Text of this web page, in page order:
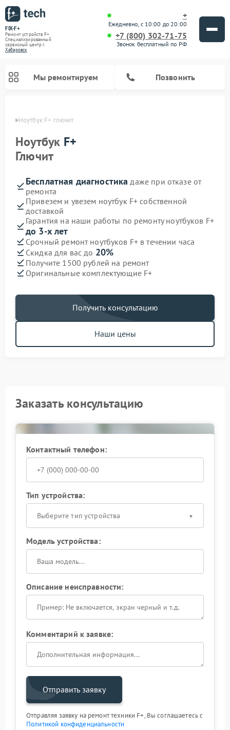
FIX-F+
Ремонт устройств F+
Специализированный
cервисный центр г.
Хабаровск
+
Ежедневно, с 10:00 до 20:00
+7 (800) 302-71-75
Звонок бесплатный по РФ
Мы ремонтируем Позвонить
Ноутбук F+ глючит
Ноутбук F+
Глючит
Бесплатная диагностика даже при отказе от
ремонта
Привезем и увезем ноутбук F+ собственной
доставкой
Гарантия на наши работы по ремонту ноутбуков F+
до 3-х лет
Срочный ремонт ноутбуков F+ в течении часа
Скидка для вас до 20%
Получите 1500 рублей на ремонт
Оригинальные комплектующие F+
Получить консультацию
Наши цены
Заказать консультацию
Контактный телефон:
Тип устройства:
Выберите тип устройства
Модель устройства:
Описание неисправности:
Комментарий к заявке:
Отправить заявку
Отправляя заявку на ремонт техники F+, Вы соглашаетесь с
Политикой конфиденциальности